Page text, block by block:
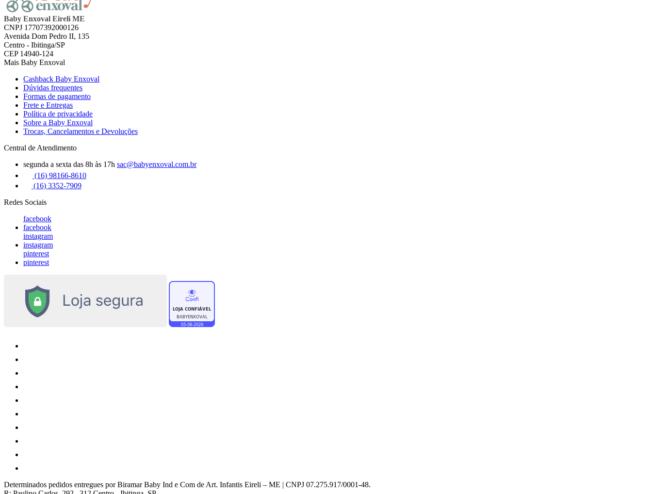
Baby Enxoval Eireli ME
CNPJ 17707392000126
Avenida Dom Pedro II, 135
Centro - Ibitinga/SP
CEP 14940-124
Mais Baby Enxoval
Cashback Baby Enxoval
Dúvidas frequentes
Formas de pagamento
Frete e Entregas
Política de privacidade
Sobre a Baby Enxoval
Trocas, Cancelamentos e Devoluções
Central de Atendimento
segunda a sexta das 8h às 17h sac@babyenxoval.com.br
(16) 98166-8610
(16) 3352-7909
Redes Sociais
facebook
facebook
instagram
instagram
pinterest
pinterest
Determinados pedidos entregues por Biramar Baby Ind e Com de Art. Infantis Eireli – ME | CNPJ 07.275.917/0001-48.